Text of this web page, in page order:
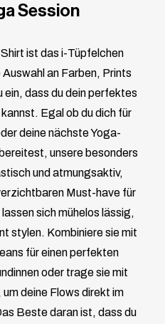
Session
ist das i-Tüpfelchen
an Farben, Prints
dass du dein perfektes
Egal ob du dich für
deine nächste Yoga-
unsere besonders
und atmungsaktiv,
Must-have für
sich mühelos lässig,
stylen. Kombiniere sie mit
für einen perfekten
oder trage sie mit
deine Flows direkt im
Beste daran ist, dass du